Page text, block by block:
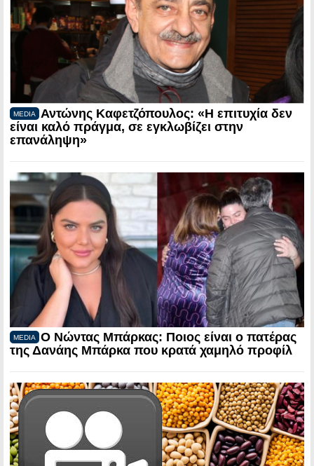
MEDIA
Αντώνης Καφετζόπουλος: «Η επιτυχία δεν
είναι καλό πράγμα, σε εγκλωβίζει στην
επανάληψη»
MEDIA
Ο Νώντας Μπάρκας: Ποιος είναι ο πατέρας
της Δανάης Μπάρκα που κρατά χαμηλό προφίλ